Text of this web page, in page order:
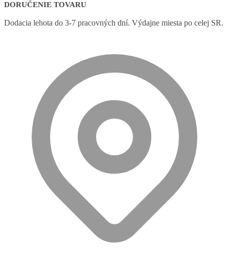
DORUČENIE TOVARU
Dodacia lehota do 3-7 pracovných dní. Výdajne miesta po celej SR.